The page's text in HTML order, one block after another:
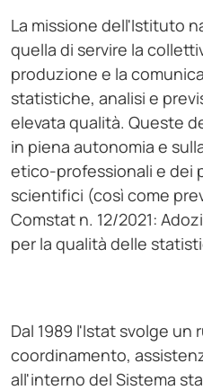
La missione dell'Istituto
quella di servire la
produzione e la
statistiche, analisi e
elevata qualità. Queste
in piena autonomia e
etico-professionali e dei
scientifici (così come
Comstat n. 12/2021:
per la qualità delle
Dal 1989 l'Istat svolge un
coordinamento,
all'interno del Sistema